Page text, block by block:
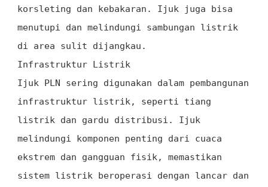
korsleting dan kebakaran. Ijuk juga bisa
menutupi dan melindungi sambungan listrik
di area sulit dijangkau.
Infrastruktur Listrik
Ijuk PLN sering digunakan dalam pembangunan
infrastruktur listrik, seperti tiang
listrik dan gardu distribusi. Ijuk
melindungi komponen penting dari cuaca
ekstrem dan gangguan fisik, memastikan
sistem listrik beroperasi dengan lancar dan